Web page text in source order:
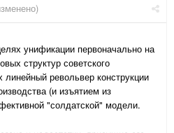
унификации первоначально на
структур советского
револьвер конструкции
(и изъятием из
"солдатской" модели.